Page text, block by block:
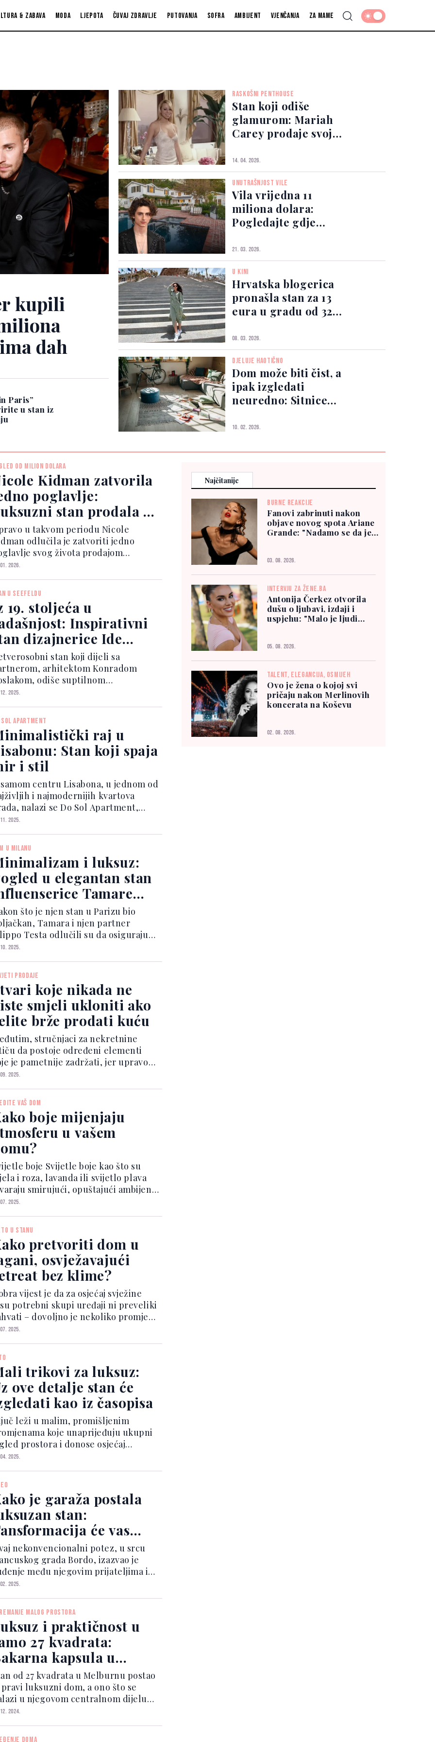
& zabava Moda Ljepota Čuvaj zdravlje Putovanja Sofra Ambijent Vjenčanja Za mame
kupili
dah
Paris”
u stan iz
RASKOŠNI PENTHOUSE
Stan koji odiše
glamurom: Mariah
Carey prodaje svoju
14. 04. 2026.
UNUTRAŠNJOST VILE
Vila vrijedna 11
miliona dolara:
Pogledajte gdje
odmara od
holivudskog života
21. 03. 2026.
U KINI
Hrvatska blogerica
pronašla stan za 13
eura u gradu od 32
08. 03. 2026.
DJELUJE HAOTIČNO
Dom može biti čist, a
ipak izgledati
neuredno: Sitnice
10. 02. 2026.
OD MILION DOLARA
Kidman zatvorila
poglavlje:
stan prodala uz
profit
u takvom periodu Nicole
odlučila je zatvoriti jedno
svog života prodajom
stana u Sydneyu,
Riječ je o trosobnoj nekretnini
u prestižnoj zgradi u četvr...
2026.
U SEEFELDU
19. stoljeća u
Inspirativni
dizajnerice Ide
stan koji dijeli sa
arhitektom Konradom
odiše suptilnom
i funkcionalnošću. Ovdje
i toplinu doma, stvarajući
u kojem se lako osjećate
2025.
APARTMENT
raj u
Stan koji spaja
i stil
centru Lisabona, u jednom od
i najmodernijih kvartova
nalazi se Do Sol Apartment,
arhitektonskog studija AB+AC
je kao minimalističko
gdje jednostavnost i...
2025.
U MILANU
i luksuz:
u elegantan stan
Tamare
što je njen stan u Parizu bio
Tamara i njen partner
Testa odlučili su da osiguraju
bazu u gradu mode, ali i da je
stana dominiraju neutralne
— bijela, bež, svijet...
2025.
PRODAJE
koje nikada ne
smjeli ukloniti ako
brže prodati kuću
stručnjaci za nekretnine
da postoje određeni elementi
je pametnije zadržati, jer upravo
mogu pomoći da kuća ili stan
donosimo 9 stvari koje bi
trebalo ostavi...
2025.
VAŠ DOM
boje mijenjaju
u vašem
boje Svijetle boje kao što su
i roza, lavanda ili svijetlo plava
smirujući, opuštajući ambijent.
su za spavaće sobe i kupatila.
2025.
U STANU
pretvoriti dom u
osvježavajući
bez klime?
vijest je da za osjećaj svježine
potrebni skupi uređaji ni preveliki
– dovoljno je nekoliko promjena
bojama, detaljima i rutini. 1.
teške deke, jastučiće...
2025.
trikovi za luksuz:
ove detalje stan će
kao iz časopisa
leži u malim, promišljenim
koje unaprijeđuju ukupni
prostora i donose osjećaj
i prestiža. Kroz pažljiv
može postati oaza luksuza, a
strategije mogu u...
2025.
je garaža postala
stan:
će vas
nekonvencionalni potez, u srcu
grada Bordo, izazvao je
među njegovim prijateljima i
Ipak, danas mu se dive.
pa su Jérémie i njegov
arhitekta morali...
2025.
MALOG PROSTORA
i praktičnost u
27 kvadrata:
kapsula u
doma
od 27 kvadrata u Melburnu postao
luksuzni dom, a ono što se
u njegovom centralnom dijelu
svakog ko ga pogleda, kako
27 kvadrata, arhitekta je uspio da
2024.
DOMA
Najčitanije
BURNE REAKCIJE
Fanovi zabrinuti nakon
objave novog spota Ariane
Grande: "Nadamo se da je
03. 08. 2026.
INTERVJU ZA ŽENE.BA
Antonija Čerkez otvorila
dušu o ljubavi, izdaji i
uspjehu: "Malo je ljudi
05. 08. 2026.
TALENT, ELEGANCIJA, OSMIJEH
Ovo je žena o kojoj svi
pričaju nakon Merlinovih
koncerata na Koševu
02. 08. 2026.